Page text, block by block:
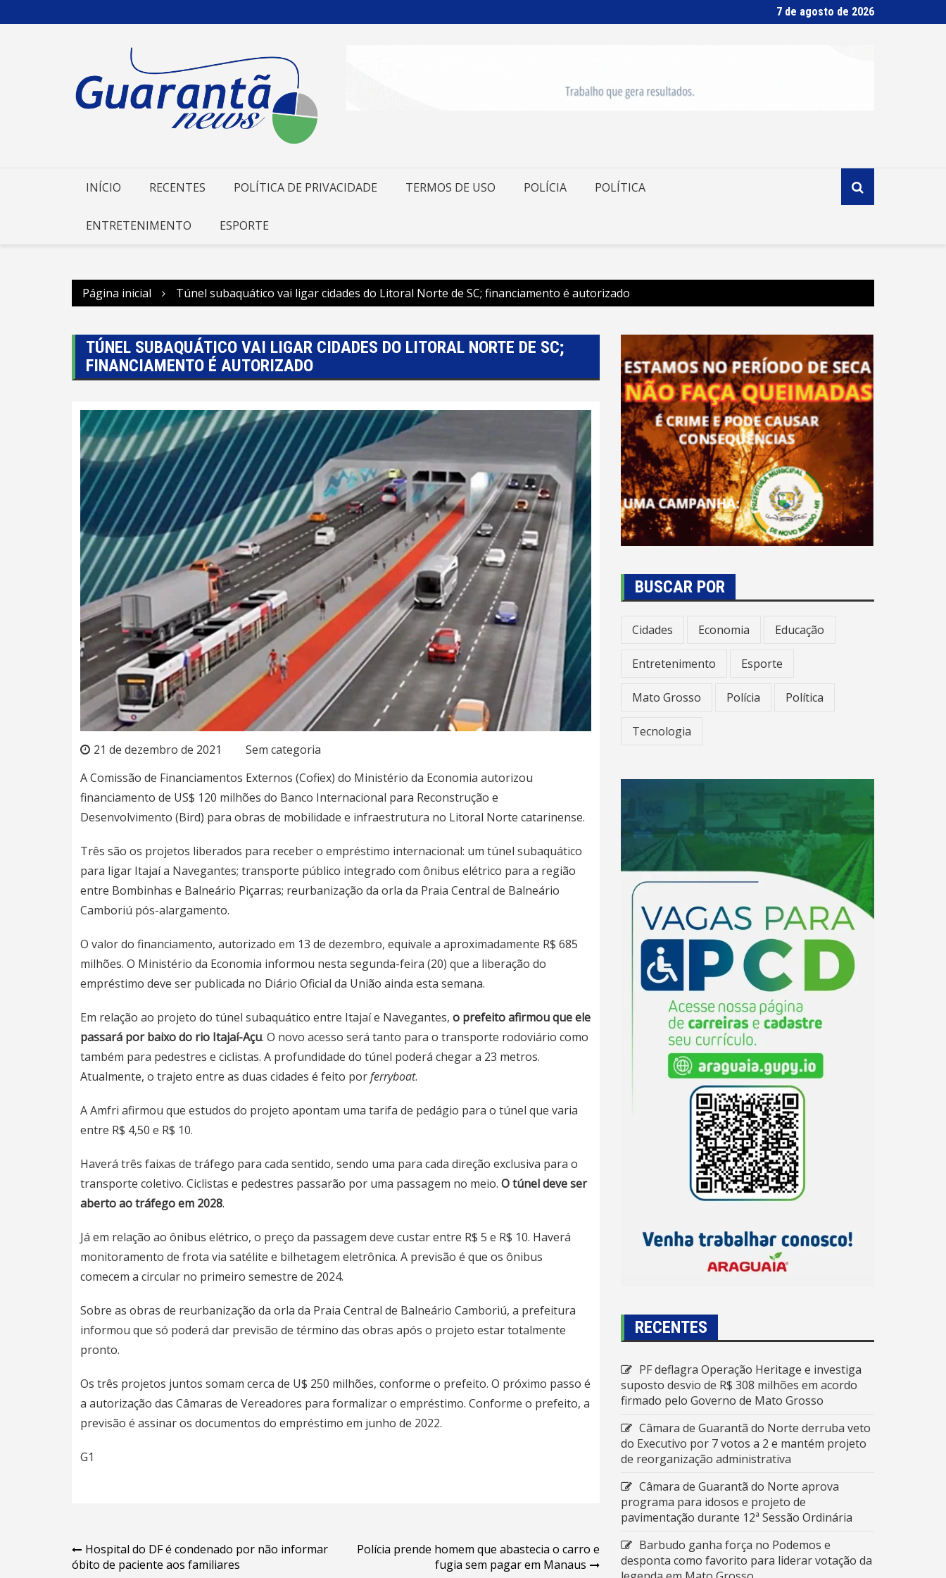
para
7 de agosto de 2026
INÍCIO RECENTES POLÍTICA DE PRIVACIDADE TERMOS DE USO POLÍCIA POLÍTICA
ENTRETENIMENTO ESPORTE
Página inicial Túnel subaquático vai ligar cidades do Litoral Norte de SC; financiamento é autorizado
TÚNEL SUBAQUÁTICO VAI LIGAR CIDADES DO LITORAL NORTE DE SC;
FINANCIAMENTO É AUTORIZADO
21 de dezembro de 2021
Sem categoria
A Comissão de Financiamentos Externos (Cofiex) do Ministério da Economia autorizou
financiamento de US$ 120 milhões do Banco Internacional para Reconstrução e
Desenvolvimento (Bird) para obras de mobilidade e infraestrutura no Litoral Norte catarinense.
Três são os projetos liberados para receber o empréstimo internacional: um túnel subaquático
para ligar Itajaía Navegantes; transporte público integrado com ônibus elétrico para a região
entre Bombinhas e Balneário Piçarras; reurbanização da orla da Praia Central de Balneário
Camboriú pós-alargamento.
O valor do financiamento, autorizado em 13 de dezembro, equivale a aproximadamente R$ 685
milhões. O Ministério da Economia informou nesta segunda-feira (20) que a liberação do
empréstimo deve ser publicada no Diário Oficial da União ainda esta semana.
Em relação ao projeto do túnel subaquático entre Itajaí e Navegantes, o prefeito afirmou que ele
passará por baixo do rio Itajaí-Açu. O novo acesso será tanto para o transporte rodoviário como
também para pedestres e ciclistas. A profundidade do túnel poderá chegar a 23 metros.
Atualmente, o trajeto entre as duas cidades é feito porferryboat.
A Amfri afirmou que estudos do projeto apontam uma tarifa de pedágio para o túnel que varia
entre R$ 4,50 e R$ 10.
Haverá três faixas de tráfego para cada sentido, sendo uma para cada direção exclusiva para o
transporte coletivo. Ciclistas e pedestres passarão por uma passagem no meio. O túnel deve ser
aberto ao tráfego em 2028.
Já em relação ao ônibus elétrico, o preço da passagem deve custar entre R$ 5 e R$ 10. Haverá
monitoramento de frota via satélite e bilhetagem eletrônica. A previsão é que os ônibus
comecem a circular no primeiro semestre de 2024.
Sobre as obras de reurbanização da orla da Praia Central de Balneário Camboriú, a prefeitura
informou que só poderá dar previsão de término das obras após o projeto estar totalmente
pronto.
Os três projetos juntos somam cerca de U$ 250 milhões, conforme o prefeito. O próximo passo é
a autorização das Câmaras de Vereadores para formalizar o empréstimo. Conforme o prefeito, a
previsão é assinar os documentos do empréstimo em junho de 2022.
G1
Navegação
Hospital do DF é condenado por não informar
óbito de paciente aos familiares
Polícia prende homem que abastecia o carro e
fugia sem pagar em Manaus
BUSCAR POR
Cidades Economia Educação
Entretenimento Esporte
Mato Grosso Polícia Política
Tecnologia
RECENTES
PF deflagra Operação Heritage e investiga
suposto desvio de R$ 308 milhões em acordo
firmado pelo Governo de Mato Grosso
Câmara de Guarantã do Norte derruba veto
do Executivo por 7 votos a 2 e mantém projeto
de reorganização administrativa
Câmara de Guarantã do Norte aprova
programa para idosos e projeto de
pavimentação durante 12ª Sessão Ordinária
Barbudo ganha força no Podemos e
desponta como favorito para liderar votação da